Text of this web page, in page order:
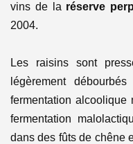
vins de la réserve
2004.
Les raisins sont
légèrement
fermentation alcoolique
fermentation
dans des fûts de chêne